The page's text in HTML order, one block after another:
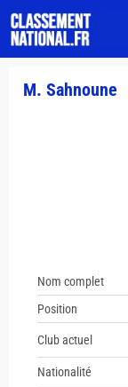
M. Sahnoune
Nom complet
Position
Club actuel
Nationalité